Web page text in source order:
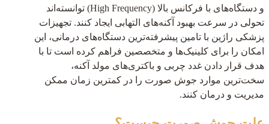
و دستگاه‌های با فرکانس بالا (High Frequency) توانسته‌اند
تحولی در سرعت بهبود آکنه‌های التهابی ایجاد کنند. تجهیزات
پزشکی راژین با تامین پیشرفته‌ترین دستگاه‌های درمانی، این
امکان را برای کلینیک‌ها و متخصصین فراهم کرده است تا با
هدف قرار دادن غدد چربی و باکتری‌های مولد آکنه،
سخت‌ترین موارد جوش صورت را در کمترین زمان ممکن
مدیریت و درمان کنند.